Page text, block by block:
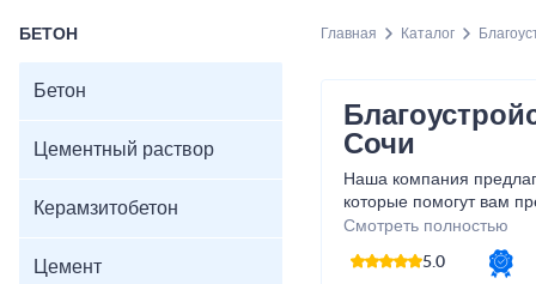
БЕТОН
Бетон
Цементный раствор
Керамзитобетон
Цемент
Главная Каталог
Сочи
Наша компания
которые помогут вам
настоящий райский
декоративных
садовых инструментов
Смотреть полностью
5.0